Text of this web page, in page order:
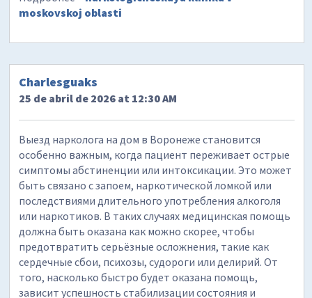
moskovskoj oblasti
Charlesguaks
25 de abril de 2026 at 12:30 AM
Выезд нарколога на дом в Воронеже становится
особенно важным, когда пациент переживает острые
симптомы абстиненции или интоксикации. Это может
быть связано с запоем, наркотической ломкой или
последствиями длительного употребления алкоголя
или наркотиков. В таких случаях медицинская помощь
должна быть оказана как можно скорее, чтобы
предотвратить серьёзные осложнения, такие как
сердечные сбои, психозы, судороги или делирий. От
того, насколько быстро будет оказана помощь,
зависит успешность стабилизации состояния и